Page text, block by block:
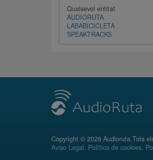
Qualsevol entitat
AUDIORUTA
LABABICICLETA
SPEAKTRACKS
Copyright © 2026 Audioruta.Tots
Aviso Legal. Política de cookies.